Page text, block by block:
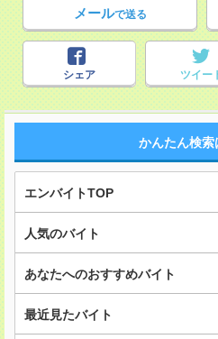
メールで送る
シェア ツイー
かんたん検索
エンバイトTOP
人気のバイト
あなたへのおすすめバイト
最近見たバイト